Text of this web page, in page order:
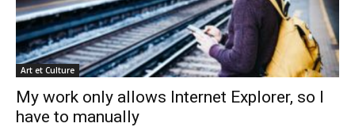
Art et Culture
My work only allows Internet Explorer, so I
have to manually